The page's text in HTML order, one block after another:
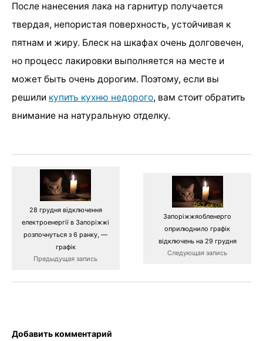
После нанесения лака на гарнитур получается
твердая, непористая поверхность, устойчивая к
пятнам и жиру. Блеск на шкафах очень долговечен,
но процесс лакировки выполняется на месте и
может быть очень дорогим. Поэтому, если вы
решили купить кухню недорого, вам стоит обратить
внимание на натуральную отделку.
28 грудня відключення
електроенергії в Запоріжжі
розпочнуться з 6 ранку, —
графік
Предыдущая запись
Запоріжжяобленерго
оприлюднило графік
відключень на 29 грудня
Следующая запись
Добавить комментарий